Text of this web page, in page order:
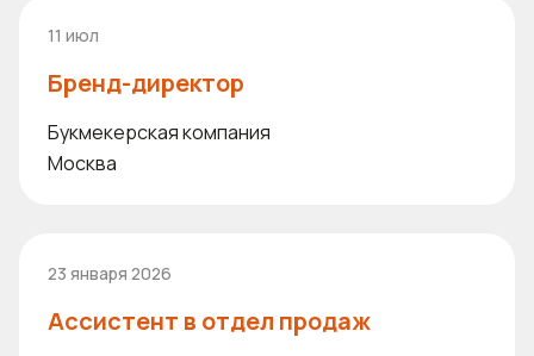
11 июл
Бренд-директор
Букмекерская компания
Москва
23 января 2026
Ассистент в отдел продаж